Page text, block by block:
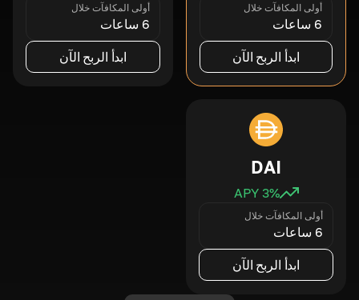
أولى المكافآت خلال
6 ساعات
ابدأ الربح الآن
أولى المكافآت خلال
6 ساعات
ابدأ الربح الآن
DAI
3% APY
أولى المكافآت خلال
6 ساعات
ابدأ الربح الآن